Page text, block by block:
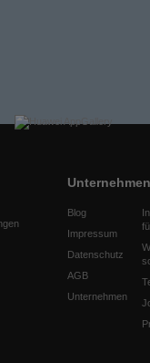
Unternehmen
Blog
Impressum
Datenschutz
AGB
Unternehmen